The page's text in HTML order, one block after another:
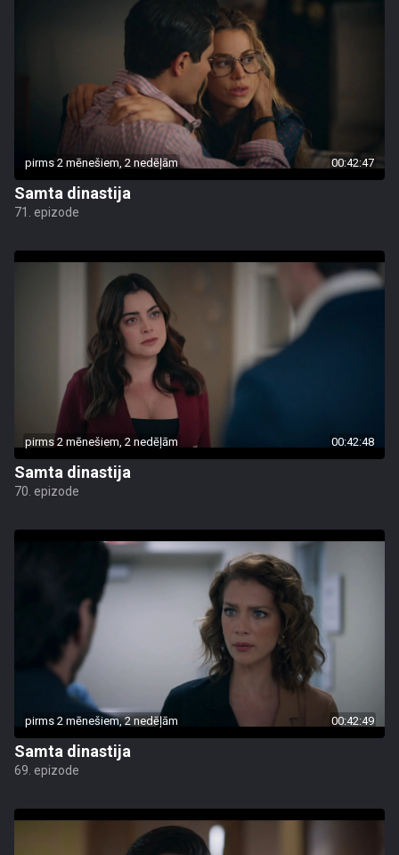
pirms 2 mēnešiem, 2 nedēļām 00:42:47
Samta dinastija
71. epizode
pirms 2 mēnešiem, 2 nedēļām 00:42:48
Samta dinastija
70. epizode
pirms 2 mēnešiem, 2 nedēļām 00:42:49
Samta dinastija
69. epizode